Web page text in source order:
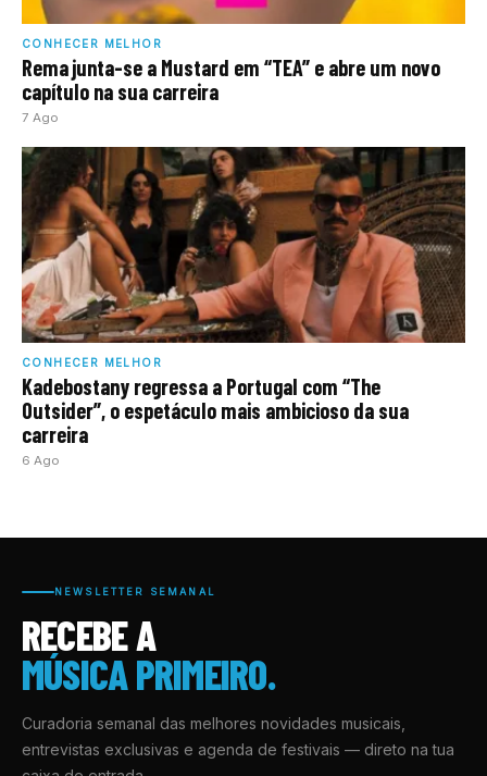
CONHECER MELHOR
Rema junta-se a Mustard em “TEA” e abre um novo
capítulo na sua carreira
7 Ago
CONHECER MELHOR
Kadebostany regressa a Portugal com “The
Outsider”, o espetáculo mais ambicioso da sua
carreira
6 Ago
NEWSLETTER SEMANAL
RECEBE A
MÚSICA PRIMEIRO.
Curadoria semanal das melhores novidades musicais,
entrevistas exclusivas e agenda de festivais — direto na tua